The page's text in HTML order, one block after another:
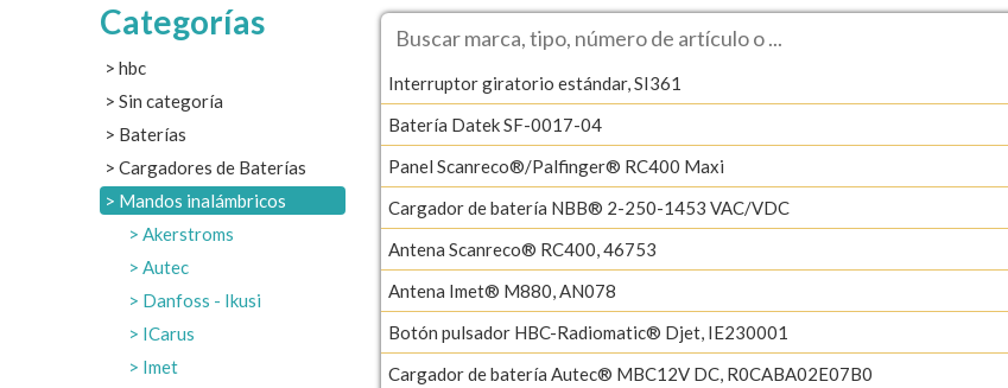
Categorías
hbc
Sin categoría
Baterías
Cargadores de Baterías
Mandos inalámbricos
Akerstroms
Autec
Danfoss - Ikusi
ICarus
Imet
Interruptor giratorio estándar, SI361
Batería Datek SF-0017-04
Panel Scanreco®/Palfinger® RC400 Maxi
Cargador de batería NBB® 2-250-1453 VAC/VDC
Antena Scanreco® RC400, 46753
Antena Imet® M880, AN078
Botón pulsador HBC-Radiomatic® Djet, IE230001
Cargador de batería Autec® MBC12V DC, R0CABA02E07B0